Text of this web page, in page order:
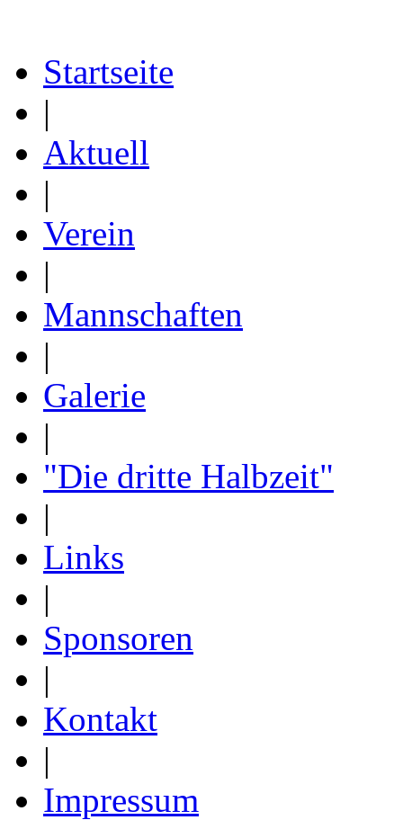
Startseite
|
Aktuell
|
Verein
|
Mannschaften
|
Galerie
|
"Die dritte Halbzeit"
|
Links
|
Sponsoren
|
Kontakt
|
Impressum